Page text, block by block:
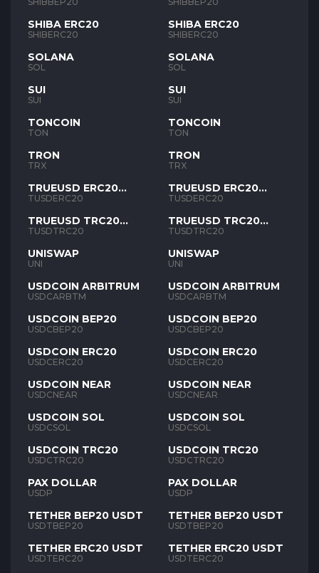
SHIBA ERC20
SHIBERC20
SOLANA
SOL
SUI
SUI
TONCOIN
TON
TRON
TRX
TRUEUSD ERC20
TUSD
TUSDERC20
TRUEUSD TRC20
TUSD
TUSDTRC20
UNISWAP
UNI
USDCOIN ARBITRUM
USDCARBTM
USDCOIN BEP20
USDCBEP20
USDCOIN ERC20
USDCERC20
USDCOIN NEAR
USDCNEAR
USDCOIN SOL
USDCSOL
USDCOIN TRC20
USDCTRC20
PAX DOLLAR
USDP
TETHER BEP20 USDT
USDTBEP20
TETHER ERC20 USDT
USDTERC20
SHIBA ERC20
SHIBERC20
SOLANA
SOL
SUI
SUI
TONCOIN
TON
TRON
TRX
TRUEUSD ERC20
TUSD
TUSDERC20
TRUEUSD TRC20
TUSD
TUSDTRC20
UNISWAP
UNI
USDCOIN ARBITRUM
USDCARBTM
USDCOIN BEP20
USDCBEP20
USDCOIN ERC20
USDCERC20
USDCOIN NEAR
USDCNEAR
USDCOIN SOL
USDCSOL
USDCOIN TRC20
USDCTRC20
PAX DOLLAR
USDP
TETHER BEP20 USDT
USDTBEP20
TETHER ERC20 USDT
USDTERC20